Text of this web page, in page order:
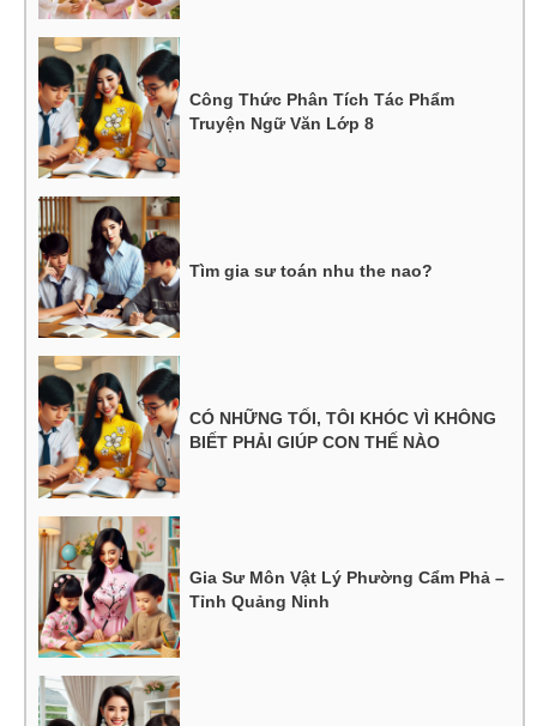
Công Thức Phân Tích Tác Phẩm
Truyện Ngữ Văn Lớp 8
Tìm gia sư toán nhu the nao?
CÓ NHỮNG TỐI, TÔI KHÓC VÌ KHÔNG
BIẾT PHẢI GIÚP CON THẾ NÀO
Gia Sư Môn Vật Lý Phường Cẩm Phả –
Tỉnh Quảng Ninh